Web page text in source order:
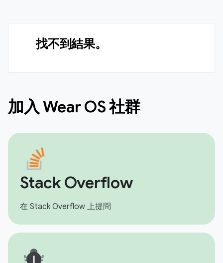
找不到結果。
加入 Wear OS 社群
Stack Overflow
在 Stack Overflow 上提問